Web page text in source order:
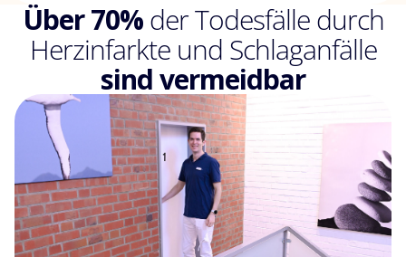
Über 70%der Todesfälle durch
Herzinfarkte und Schlaganfälle
sind vermeidbar